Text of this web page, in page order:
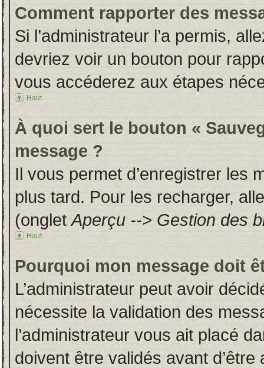
Comment rapporter des
Si l’administrateur l’a permis,
devriez voir un bouton pour
vous accéderez aux étapes
Haut
À quoi sert le bouton «
message ?
Il vous permet d’enregistrer les
plus tard. Pour les recharger,
(ongletAperçu --> Gestion des
Haut
Pourquoi mon message doit
L’administrateur peut avoir
nécessite la validation des
l’administrateur vous ait placé
doivent être validés avant